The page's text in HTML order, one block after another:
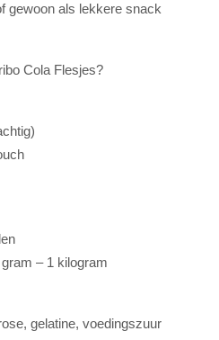
gewoon als lekkere snack
Cola Flesjes?
– 1 kilogram
gelatine, voedingszuur